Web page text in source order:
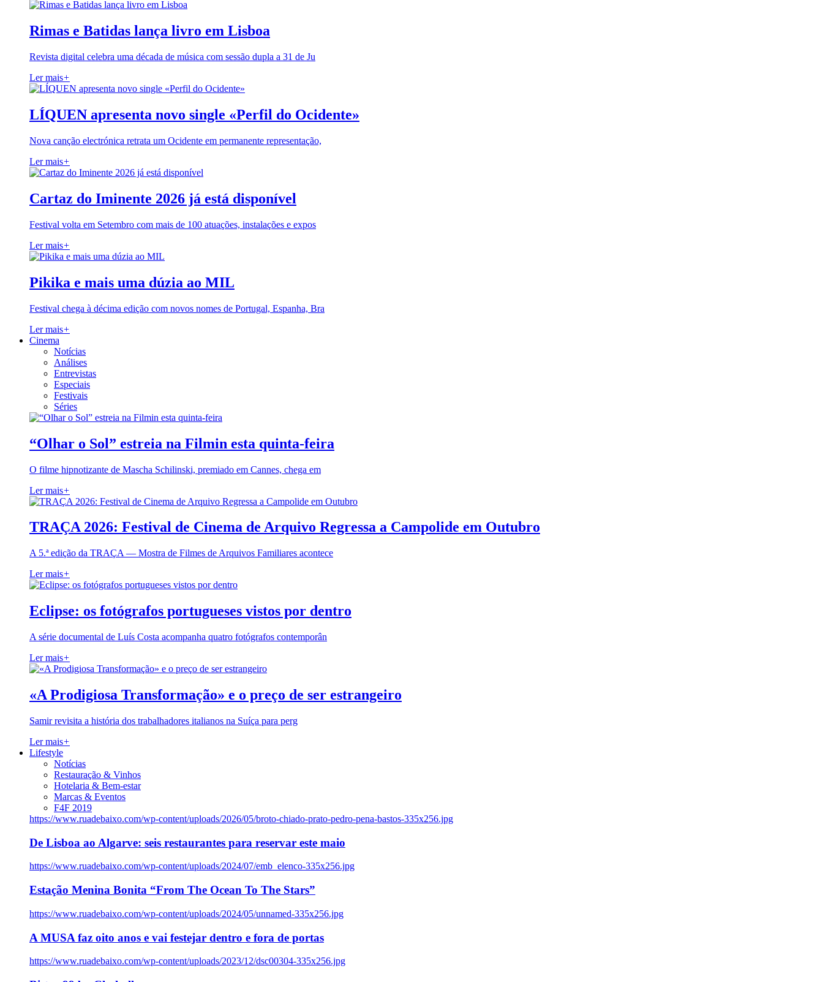
Rimas e Batidas lança livro em Lisboa
Revista digital celebra uma década de música com sessão dupla a 31 de Ju
Ler mais+
LÍQUEN apresenta novo single «Perfil do Ocidente»
Nova canção electrónica retrata um Ocidente em permanente representação,
Ler mais+
Cartaz do Iminente 2026 já está disponível
Festival volta em Setembro com mais de 100 atuações, instalações e expos
Ler mais+
Pikika e mais uma dúzia ao MIL
Festival chega à décima edição com novos nomes de Portugal, Espanha, Bra
Ler mais+
Cinema
Notícias
Análises
Entrevistas
Especiais
Festivais
Séries
“Olhar o Sol” estreia na Filmin esta quinta-feira
O filme hipnotizante de Mascha Schilinski, premiado em Cannes, chega em
Ler mais+
TRAÇA 2026: Festival de Cinema de Arquivo Regressa a Campolide em Outubro
A 5.ª edição da TRAÇA — Mostra de Filmes de Arquivos Familiares acontece
Ler mais+
Eclipse: os fotógrafos portugueses vistos por dentro
A série documental de Luís Costa acompanha quatro fotógrafos contemporân
Ler mais+
«A Prodigiosa Transformação» e o preço de ser estrangeiro
Samir revisita a história dos trabalhadores italianos na Suíça para perg
Ler mais+
Lifestyle
Notícias
Restauração & Vinhos
Hotelaria & Bem-estar
Marcas & Eventos
F4F 2019
https://www.ruadebaixo.com/wp-content/uploads/2026/05/broto-chiado-prato-pedro-pena-bastos-335x256.jpg
De Lisboa ao Algarve: seis restaurantes para reservar este maio
https://www.ruadebaixo.com/wp-content/uploads/2024/07/emb_elenco-335x256.jpg
Estação Menina Bonita “From The Ocean To The Stars”
https://www.ruadebaixo.com/wp-content/uploads/2024/05/unnamed-335x256.jpg
A MUSA faz oito anos e vai festejar dentro e fora de portas
https://www.ruadebaixo.com/wp-content/uploads/2023/12/dsc00304-335x256.jpg